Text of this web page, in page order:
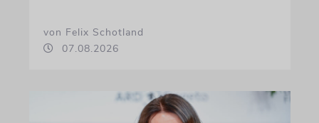
von Felix Schotland
07.08.2026